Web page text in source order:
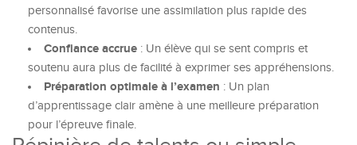
personnalisé favorise une assimilation plus rapide des
contenus.
Confiance accrue : Un élève qui se sent compris et
soutenu aura plus de facilité à exprimer ses appréhensions.
Préparation optimale à l’examen : Un plan
d’apprentissage clair amène à une meilleure préparation
pour l’épreuve finale.